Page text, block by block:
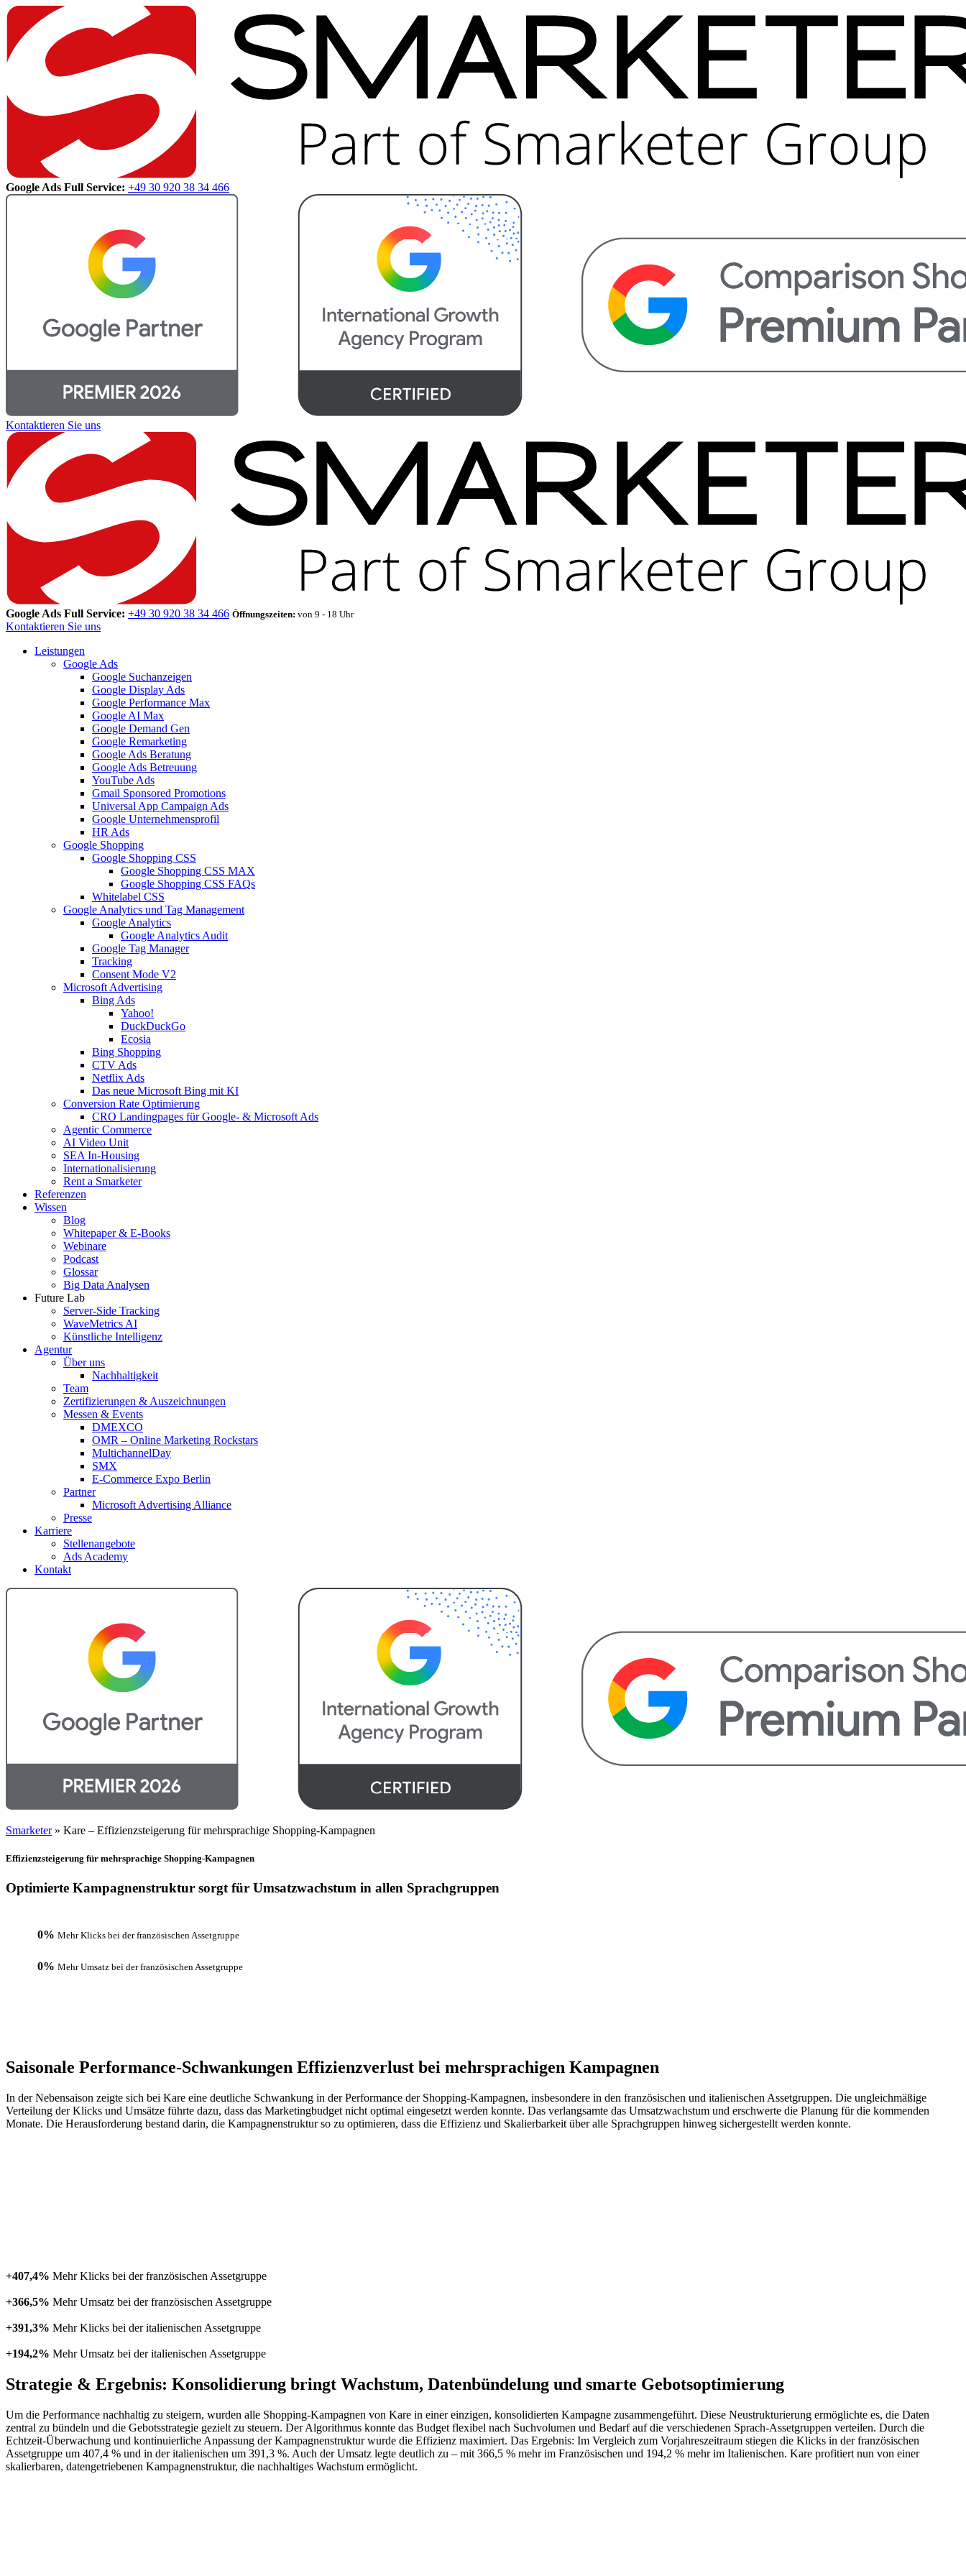
Google Ads Full Service: +49 30 920 38 34 466
Kontaktieren Sie uns
Google Ads Full Service: +49 30 920 38 34 466 Öffnungszeiten: von 9 - 18 Uhr
Kontaktieren Sie uns
Leistungen
Google Ads
Google Suchanzeigen
Google Display Ads
Google Performance Max
Google AI Max
Google Demand Gen
Google Remarketing
Google Ads Beratung
Google Ads Betreuung
YouTube Ads
Gmail Sponsored Promotions
Universal App Campaign Ads
Google Unternehmensprofil
HR Ads
Google Shopping
Google Shopping CSS
Google Shopping CSS MAX
Google Shopping CSS FAQs
Whitelabel CSS
Google Analytics und Tag Management
Google Analytics
Google Analytics Audit
Google Tag Manager
Tracking
Consent Mode V2
Microsoft Advertising
Bing Ads
Yahoo!
DuckDuckGo
Ecosia
Bing Shopping
CTV Ads
Netflix Ads
Das neue Microsoft Bing mit KI
Conversion Rate Optimierung
CRO Landingpages für Google- & Microsoft Ads
Agentic Commerce
AI Video Unit
SEA In-Housing
Internationalisierung
Rent a Smarketer
Referenzen
Wissen
Blog
Whitepaper & E-Books
Webinare
Podcast
Glossar
Big Data Analysen
Future Lab
Server-Side Tracking
WaveMetrics AI
Künstliche Intelligenz
Agentur
Über uns
Nachhaltigkeit
Team
Zertifizierungen & Auszeichnungen
Messen & Events
DMEXCO
OMR – Online Marketing Rockstars
MultichannelDay
SMX
E-Commerce Expo Berlin
Partner
Microsoft Advertising Alliance
Presse
Karriere
Stellenangebote
Ads Academy
Kontakt
Smarketer» Kare – Effizienzsteigerung für mehrsprachige Shopping-Kampagnen
Effizienzsteigerung für mehrsprachige Shopping-Kampagnen
Optimierte Kampagnenstruktur sorgt für Umsatzwachstum in allen Sprachgruppen
0% Mehr Klicks bei der französischen Assetgruppe
0% Mehr Umsatz bei der französischen Assetgruppe
Saisonale Performance-Schwankungen Effizienzverlust bei mehrsprachigen Kampagnen
In der Nebensaison zeigte sich bei Kare eine deutliche Schwankung in der Performance der Shopping-Kampagnen, insbesondere in den französischen und italienischen Assetgruppen. Die ungleichmäßige
Verteilung der Klicks und Umsätze führte dazu, dass das Marketingbudget nicht optimal eingesetzt werden konnte. Das verlangsamte das Umsatzwachstum und erschwerte die Planung für die kommenden
Monate. Die Herausforderung bestand darin, die Kampagnenstruktur so zu optimieren, dass die Effizienz und Skalierbarkeit über alle Sprachgruppen hinweg sichergestellt werden konnte.
+407,4% Mehr Klicks bei der französischen Assetgruppe
+366,5% Mehr Umsatz bei der französischen Assetgruppe
+391,3% Mehr Klicks bei der italienischen Assetgruppe
+194,2% Mehr Umsatz bei der italienischen Assetgruppe
Strategie & Ergebnis: Konsolidierung bringt Wachstum, Datenbündelung und smarte Gebotsoptimierung
Um die Performance nachhaltig zu steigern, wurden alle Shopping-Kampagnen von Kare in einer einzigen, konsolidierten Kampagne zusammengeführt. Diese Neustrukturierung ermöglichte es, die Daten
zentral zu bündeln und die Gebotsstrategie gezielt zu steuern. Der Algorithmus konnte das Budget flexibel nach Suchvolumen und Bedarf auf die verschiedenen Sprach-Assetgruppen verteilen. Durch die
Echtzeit-Überwachung und kontinuierliche Anpassung der Kampagnenstruktur wurde die Effizienz maximiert. Das Ergebnis: Im Vergleich zum Vorjahreszeitraum stiegen die Klicks in der französischen
Assetgruppe um 407,4 % und in der italienischen um 391,3 %. Auch der Umsatz legte deutlich zu – mit 366,5 % mehr im Französischen und 194,2 % mehr im Italienischen. Kare profitiert nun von einer
skalierbaren, datengetriebenen Kampagnenstruktur, die nachhaltiges Wachstum ermöglicht.